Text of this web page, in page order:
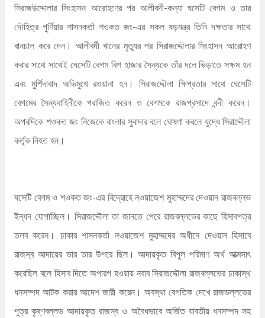
সিরাজউদ্দোলার সিংহাসন আরোহণের পর আলীবর্দী-কন্যা ঘসেটি বেগম ও তার
দৌহিত্র পুর্ণিয়ার শাসনকর্তা শওকত জং-এর সকল ষড়যন্ত্র তিনি দক্ষতার সাথে
বানচাল করে দেন। আলীবর্দী খানের মৃত্যুর পর সিরাজদ্দৌলার সিংহাসন আরোহণ
করার সাথে সাথেই ঘেসেটি বেগম বিশ হাজার সৈন্যকে তাঁর দলে ভিড়াতে সক্ষম হন
এবং মুর্শিদাবাদ অভিমুখে রওয়ানা হন। সিরাজদ্দৌলা ক্ষিপ্রতার সাথে ঘেসেটি
বেগমের সৈন্যবাহিনীকে পরাজিত করেন ও বেগমকে রাজপ্রসাদে বন্দী করেন।
অপরদিকে শওকত জং নিজেকে বাংলার সুবাদার বলে ঘোষণা করলে যুদ্ধে সিরাদ্দৌলা
কর্তৃক নিহত হন।
ঘসেটি বেগম ও শওকত জং-এর বিদ্রোহে নওয়াজেশ মুহাম্মদের দেওয়ান রাজবল্লভ
ইন্ধন যোগাচ্ছিল। সিরাজদ্দৌলা তা জানতে পেরে রাজবল্লভের কাছে হিসাবপত্র
তলব করেন। ঢাকার শাসনকর্তা নওয়াজেশ মুহাম্মদের অধীনে দেওয়ান হিসাবে
রাজস্ব আদায়ের ভার তার উপরে ছিল। আদায়কৃত বিপুল পরিমাণ অর্থ আত্মসাৎ
করেছিল বলে হিসাব দিতে অপারগ হওয়ায় নবাব সিরাজদ্দৌলা রাজবল্লভের ঢাকাস্থ
ধনসম্পদ আটক করার আদেশ জারী করেন। অবস্থা বেগতিক দেখে রাজভল্লভের
পুত্র কৃষ্ণবল্লভ আদায়কৃত রাজস্ব ও অবৈধভাবে অর্জিত যাবতীয় ধনসম্পদ সহ